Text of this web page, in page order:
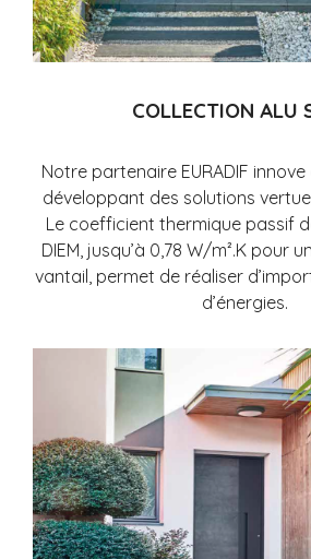
COLLECTION ALU
Notre partenaire EURADIF
développant des solutions
Le coefficient thermique passif
DIEM, jusqu’à 0,78 W/m².K pour
vantail, permet de réaliser
d’énergies.